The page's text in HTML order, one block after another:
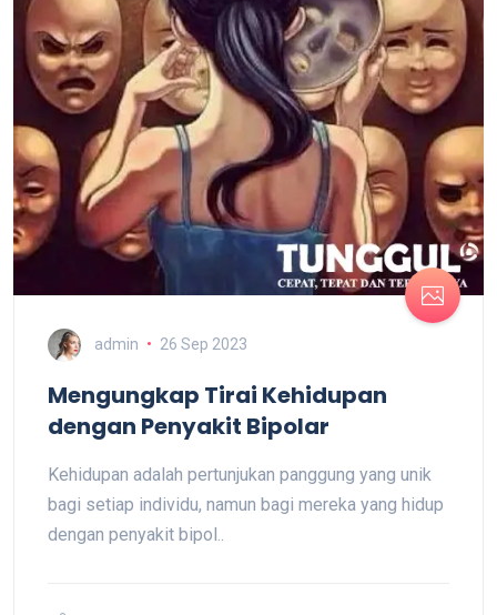
admin 26 Sep 2023
Mengungkap Tirai Kehidupan
dengan Penyakit Bipolar
Kehidupan adalah pertunjukan panggung yang unik
bagi setiap individu, namun bagi mereka yang hidup
dengan penyakit bipol..